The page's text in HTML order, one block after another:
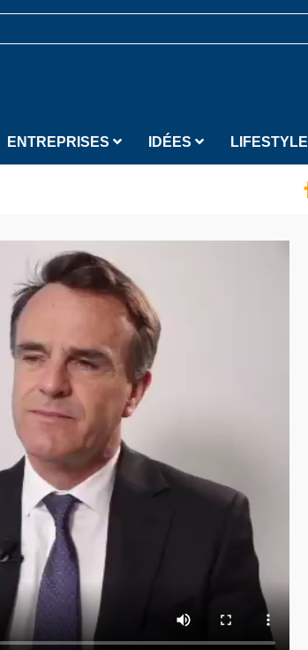
ENTREPRISES IDÉES LIFESTYLE